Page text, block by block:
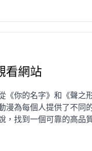
看網站
《你的名字》和《聲之
漫為每個人提供了不
，找到一個可靠的高品